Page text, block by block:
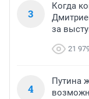
3
Когда
за
21
4
Путина